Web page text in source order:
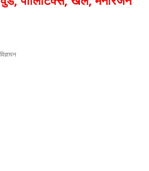
विज्ञापन